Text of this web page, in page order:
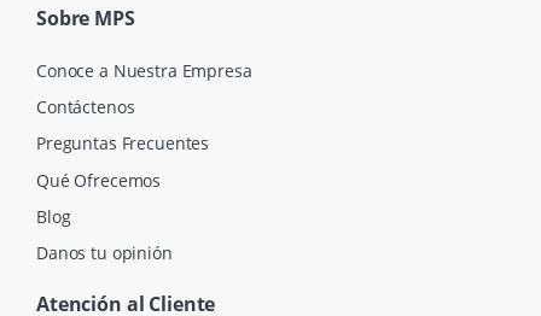
Sobre MPS
Conoce a Nuestra Empresa
Contáctenos
Preguntas Frecuentes
Qué Ofrecemos
Blog
Danos tu opinión
Atención al Cliente